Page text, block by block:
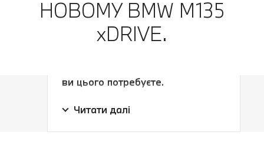
НОВОМУ BMW M135
xDRIVE.
обслуговування саме тоді, коли
ви цього потребуєте.
Незалежно від того, чи настає час
обслуговування, чи зношуються
Читати далі